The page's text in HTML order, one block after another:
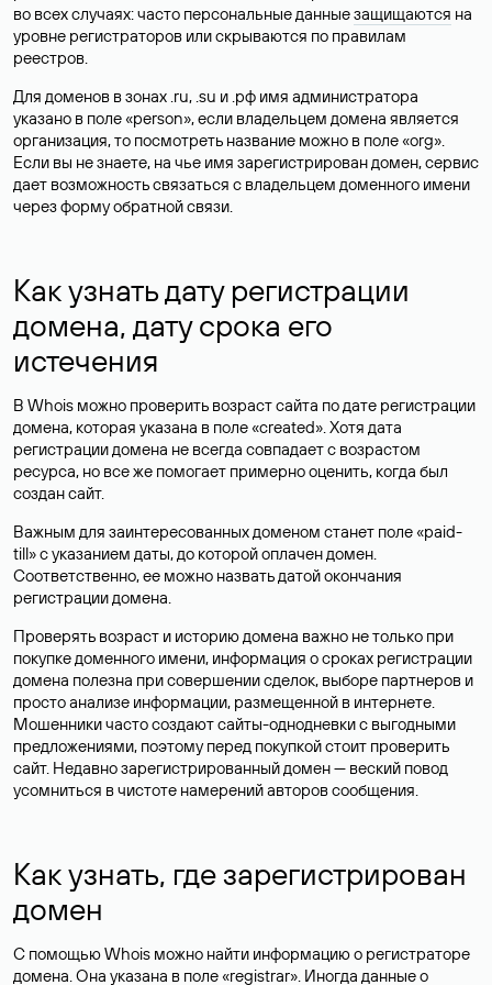
во всех случаях: часто персональные данныезащищаются на
уровне регистраторов или скрываются по правилам
реестров.
Для доменов в зонах .ru, .su и .рф имя администратора
указано в поле «person», если владельцем домена является
организация, то посмотреть название можно в поле «org».
Если вы не знаете, на чье имя зарегистрирован домен, сервис
дает возможность связаться с владельцем доменного имени
через форму обратной связи.
Как узнать дату регистрации
домена, дату срока его
истечения
В Whois можно проверить возраст сайта по дате регистрации
домена, которая указана в поле «created». Хотя дата
регистрации домена не всегда совпадает с возрастом
ресурса, но все же помогает примерно оценить, когда был
создан сайт.
Важным для заинтересованных доменом станет поле «paid-
till» с указанием даты, до которой оплачен домен.
Соответственно, ее можно назвать датой окончания
регистрации домена.
Проверять возраст и историю домена важно не только при
покупке доменного имени, информация о сроках регистрации
домена полезна при совершении сделок, выборе партнеров и
просто анализе информации, размещенной в интернете.
Мошенники часто создают сайты-однодневки с выгодными
предложениями, поэтому перед покупкой стоит проверить
сайт. Недавно зарегистрированный домен — веский повод
усомниться в чистоте намерений авторов сообщения.
Как узнать, где зарегистрирован
домен
С помощью Whois можно найти информацию о регистраторе
домена. Она указана в поле «registrar». Иногда данные о